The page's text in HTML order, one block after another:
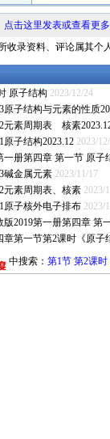
点击这里发表或查看更
收录资料、评论属其个
原子结构 2023/12/24
原子结构与元素的性质
元素周期表 核素
原子结构2023.12 2023/
一册第四章 第一节 原子
碱金属元素 2023/11/17
元素周期表、核素 2023/
原子核外电子排布 2023/
版2019第一册第四章
章第一节第2课时《原
中搜索： 第1节 第2课